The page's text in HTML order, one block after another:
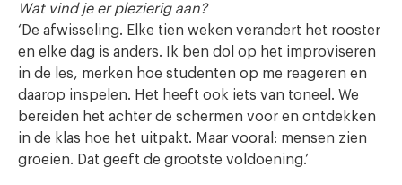
Wat vind je er plezierig aan?
‘De afwisseling. Elke tien weken verandert het rooster
en elke dag is anders. Ik ben dol op het improviseren
in de les, merken hoe studenten op me reageren en
daarop inspelen. Het heeft ook iets van toneel. We
bereiden het achter de schermen voor en ontdekken
in de klas hoe het uitpakt. Maar vooral: mensen zien
groeien. Dat geeft de grootste voldoening.’